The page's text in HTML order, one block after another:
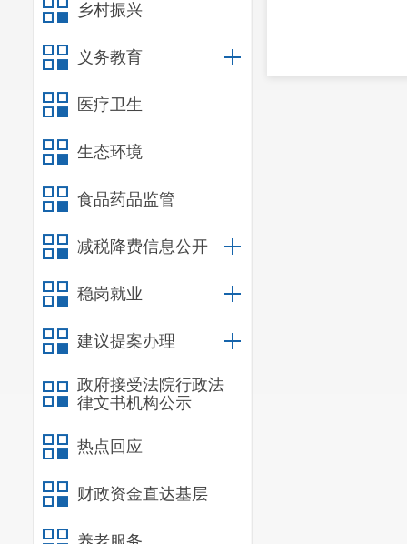
乡村振兴
义务教育
医疗卫生
生态环境
食品药品监管
减税降费信息公开
稳岗就业
建议提案办理
政府接受法院行政法
律文书机构公示
热点回应
财政资金直达基层